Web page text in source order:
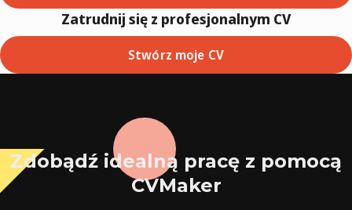
Zatrudnij się z profesjonalnym CV
Stwórz moje CV
Zdobądź idealną pracę z pomocą
CVMaker